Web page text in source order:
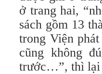
ở trang hai,
sách gồm 13
trong Viện
cũng không
trước…”, thì lại